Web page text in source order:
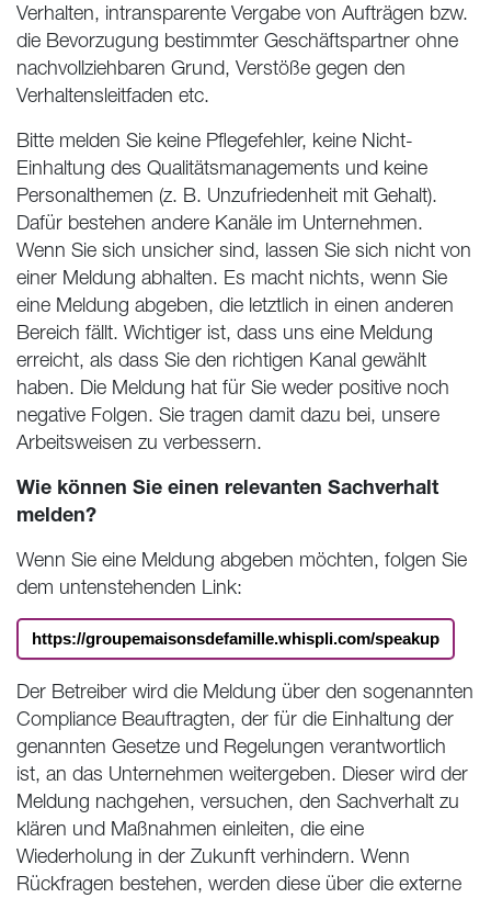
Verhalten, intransparente Vergabe von Aufträgen bzw.
die Bevorzugung bestimmter Geschäftspartner ohne
nachvollziehbaren Grund, Verstöße gegen den
Verhaltensleitfaden etc.
Bitte melden Sie keine Pflegefehler, keine Nicht-
Einhaltung des Qualitätsmanagements und keine
Personalthemen (z. B. Unzufriedenheit mit Gehalt).
Dafür bestehen andere Kanäle im Unternehmen.
Wenn Sie sich unsicher sind, lassen Sie sich nicht von
einer Meldung abhalten. Es macht nichts, wenn Sie
eine Meldung abgeben, die letztlich in einen anderen
Bereich fällt. Wichtiger ist, dass uns eine Meldung
erreicht, als dass Sie den richtigen Kanal gewählt
haben. Die Meldung hat für Sie weder positive noch
negative Folgen. Sie tragen damit dazu bei, unsere
Arbeitsweisen zu verbessern.
Wie können Sie einen relevanten Sachverhalt
melden?
Wenn Sie eine Meldung abgeben möchten, folgen Sie
dem untenstehenden Link:
https://groupemaisonsdefamille.whispli.com/speakup
Der Betreiber wird die Meldung über den sogenannten
Compliance Beauftragten, der für die Einhaltung der
genannten Gesetze und Regelungen verantwortlich
ist, an das Unternehmen weitergeben. Dieser wird der
Meldung nachgehen, versuchen, den Sachverhalt zu
klären und Maßnahmen einleiten, die eine
Wiederholung in der Zukunft verhindern. Wenn
Rückfragen bestehen, werden diese über die externe